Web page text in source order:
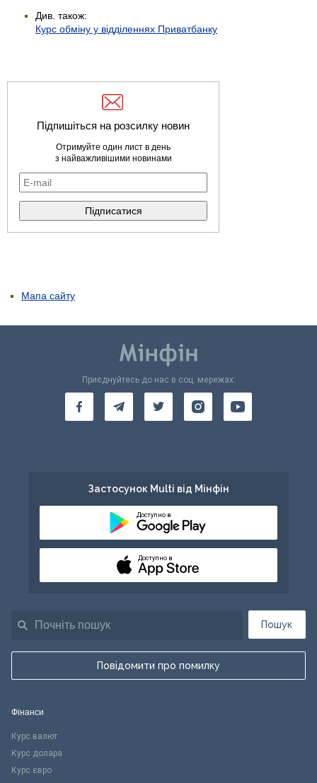
Див. також:
Курс обміну у відділеннях Приватбанку
Підпишіться на розсилку новин
Отримуйте один лист в день
з найважливішими новинами
Мапа сайту
Пошук
Повідомити про помилку
Приєднуйтесь до нас в соц. мережах:
Застосунок Multi від Мінфін
Доступно в
Доступно в
Фінанси
Курс валют
Курс долара
Курс євро